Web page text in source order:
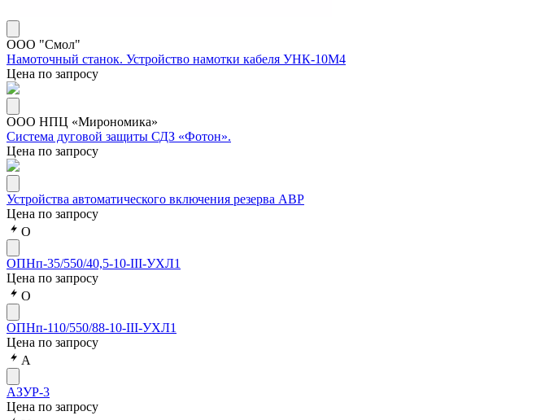
ООО "Смол"
Намоточный станок. Устройство намотки кабеля УНК-10М4
Цена по запросу
ООО НПЦ «Мирономика»
Система дуговой защиты СДЗ «Фотон».
Цена по запросу
Устройства автоматического включения резерва АВР
Цена по запросу
О
ОПНп-35/550/40,5-10-III-УХЛ1
Цена по запросу
О
ОПНп-110/550/88-10-III-УХЛ1
Цена по запросу
А
АЗУР-3
Цена по запросу